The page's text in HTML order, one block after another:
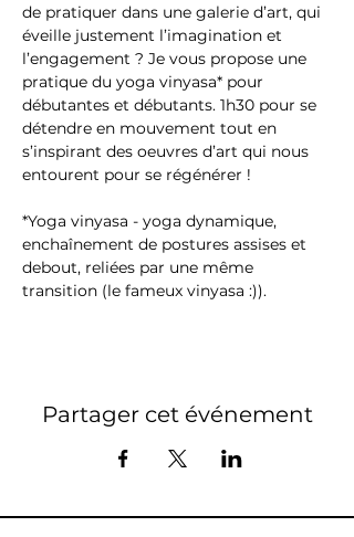
de pratiquer dans une galerie d’art, qui
éveille justement l’imagination et
l’engagement ? Je vous propose une
pratique du yoga vinyasa* pour
débutantes et débutants. 1h30 pour se
détendre en mouvement tout en
s’inspirant des oeuvres d’art qui nous
entourent pour se régénérer !
*Yoga vinyasa - yoga dynamique,
enchaînement de postures assises et
debout, reliées par une même
transition (le fameux vinyasa :)).
Partager cet événement